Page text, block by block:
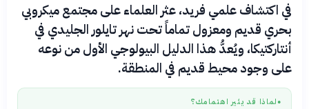
في اكتشاف علمي فريد، عثر العلماء على مجتمع ميكروبي
بحري قديم ومعزول تماماً تحت نهر تايلور الجليدي في
أنتاركتيكا، ويُعدُّ هذا الدليل البيولوجي الأول من نوعه
على وجود محيط قديم في المنطقة.
● لماذا قد يثير اهتمامك؟